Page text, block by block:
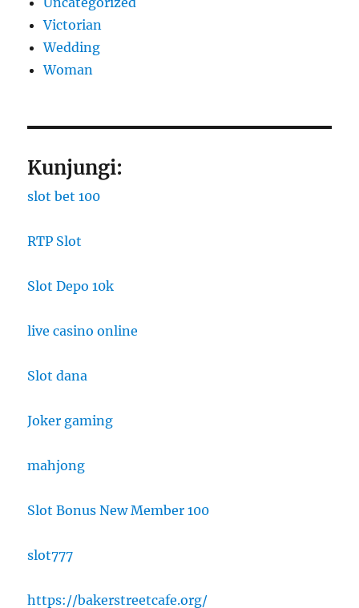
Victorian
Wedding
Woman
Kunjungi:
slot bet 100
RTP Slot
Slot Depo 10k
live casino online
Slot dana
Joker gaming
mahjong
Slot Bonus New Member 100
slot777
https://bakerstreetcafe.org/